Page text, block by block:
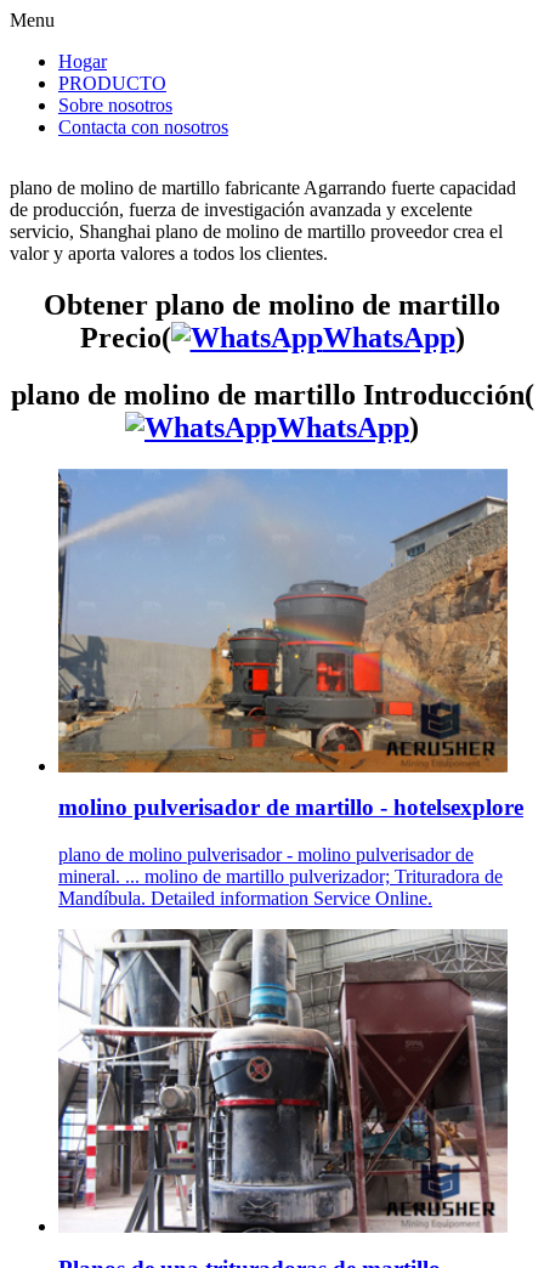
Menu
Hogar
PRODUCTO
Sobre nosotros
Contacta con nosotros
plano de molino de martillo fabricante Agarrando fuerte capacidad
de producción, fuerza de investigación avanzada y excelente
servicio, Shanghai plano de molino de martillo proveedor crea el
valor y aporta valores a todos los clientes.
Obtener plano de molino de martillo
Precio(
WhatsApp)
plano de molino de martillo Introducción(
WhatsApp)
molino pulverisador de martillo - hotelsexplore
plano de molino pulverisador - molino pulverisador de
mineral. ... molino de martillo pulverizador; Trituradora de
Mandíbula. Detailed information Service Online.